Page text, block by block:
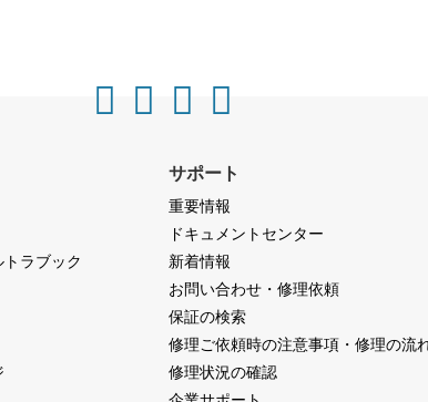
ラブック
サポート
重要情報
ドキュメントセンター
新着情報
お問い合わせ・修理依頼
保証の検索
修理ご依頼時の注意事項・修理の流
修理状況の確認